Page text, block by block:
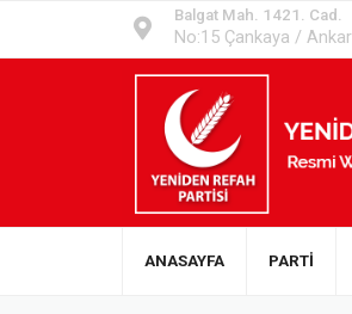
Balgat Mah. 1421. Cad.
No:15 Çankaya /
ANASAYFA PARTİ